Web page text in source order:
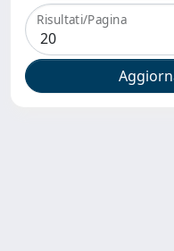
Risultati/Pagina